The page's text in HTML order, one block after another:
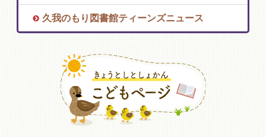
久我のもり図書館ティーンズニュース